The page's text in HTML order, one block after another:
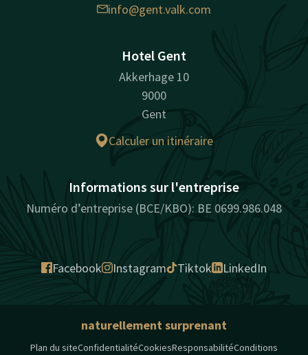
info@gent.valk.com
Hotel Gent
Akkerhage 10
9000
Gent
Calculer un itinéraire
Informations sur l'entreprise
Numéro d’entreprise (BCE/KBO): BE 0699.986.048
Facebook Instagram Tiktok LinkedIn
naturellement surprenant
Plan du siteConfidentialitéCookiesResponsabilitéConditions